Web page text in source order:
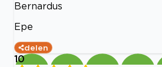
Bernardus
Epe
delen
10